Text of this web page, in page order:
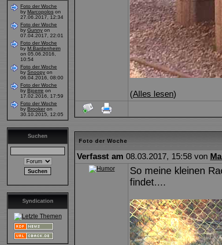
Foto der Woche
by Marcopolos on
27.06.2017, 12:34
Foto der Woche
by Gunny on
07.04.2017, 22:01
Foto der Woche
by M.Bardenheim
on 05.06.2016,
10:54
Foto der Woche
by Snoopy on
06.04.2016, 08:00
Foto der Woche
by Bjoerre on
17.02.2016, 17:59
Foto der Woche
by Brooker on
30.10.2015, 12:05
Suchen
Syndication
(Alles lesen)
Foto der Woche
Verfasst am 08.03.2017, 15:58 von
So meine kleinen
findet....